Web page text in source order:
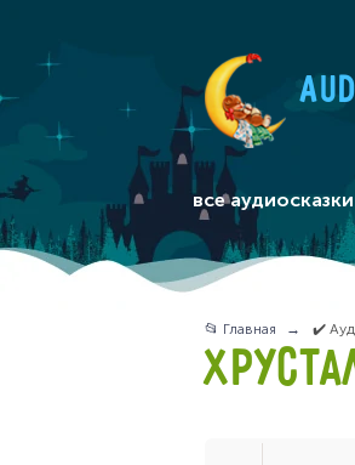
все аудиосказки
📂 Главная ✔️